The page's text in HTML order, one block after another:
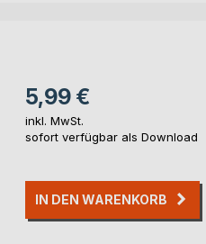
5,99 €
inkl. MwSt.
sofort verfügbar als Download
IN DEN WARENKORB